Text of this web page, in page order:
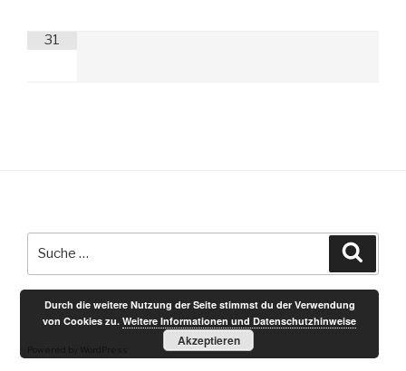
31
Durch die weitere Nutzung der Seite stimmst du der Verwendung
von Cookies zu.Weitere Informationen und Datenschutzhinweise
Akzeptieren